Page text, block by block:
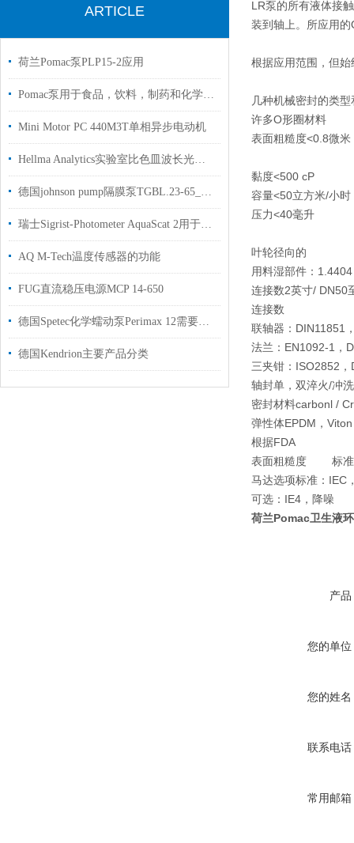
ARTICLE
荷兰Pomac泵PLP15-2应用
Pomac泵用于食品，饮料，制药和化学工业
Mini Motor PC 440M3T单相异步电动机
Hellma Analytics实验室比色皿波长光学玻璃/石英玻璃/硼硅酸盐等材质
德国johnson pump隔膜泵TGBL.23-65_G2.O.SG2.G1用于汽车行业使用
瑞士Sigrist-Photometer AquaScat 2用于测量饮用水的浊度
AQ M-Tech温度传感器的功能
FUG直流稳压电源MCP 14-650
德国Spetec化学蠕动泵Perimax 12需要连续流体流动的分析技术领域
德国Kendrion主要产品分类
LR泵的所有液体接
装到轴上。所应用
根据应用范围，但
几种机械密封的类型
许多O形圈材料
表面粗糙度<0.8微
黏度<500 cP
容量<50立方米/小时
压力<40毫升
叶轮径向的
用料湿部件：1.4404
连接数2英寸/ DN50
连接数
联轴器：DIN11851
法兰：EN1092-1，
三夹钳：ISO2852
轴封单，双淬火/冲
密封材料carbonl /
弹性体EPDM，
根据FDA
表面粗糙度 标
马达选项标准：
可选：IE4，降噪
荷兰Pomac卫生液
产品
您的单位
您的姓名
联系电话
常用邮箱